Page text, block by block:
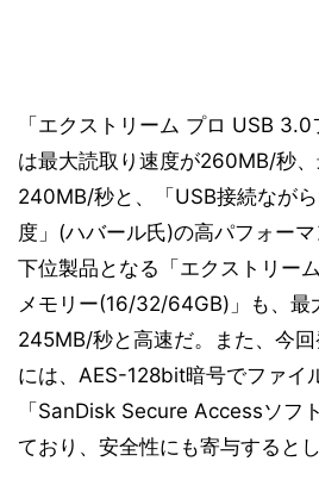
「エクストリーム プロ USB 3.0
は最大読取り速度が260MB/秒
240MB/秒と、「USB接続なが
度」(ハバール氏)の高パフォーマ
下位製品となる「エクストリー
メモリー(16/32/64GB)」も、最
245MB/秒と高速だ。また、今
には、AES-128bit暗号でファイ
「SanDisk Secure Accessソフ
ており、安全性にも寄与するとし